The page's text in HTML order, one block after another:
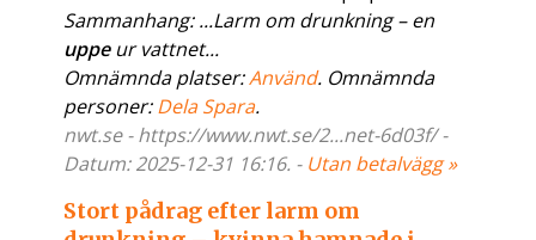
Sammanhang: ...Larm om drunkning – en
uppeur vattnet...
Omnämnda platser:Använd. Omnämnda
personer:Dela Spara.
nwt.se - https://www.nwt.se/2...net-6d03f/ -
Datum: 2025-12-31 16:16. - Utan betalvägg »
Stort pådrag efter larm om